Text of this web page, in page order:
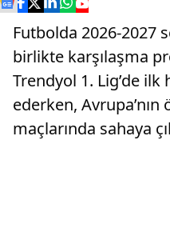
Futbolda 2026-2027
birlikte karşılaşma
Trendyol 1. Lig’de ilk
ederken, Avrupa’nın
maçlarında sahaya